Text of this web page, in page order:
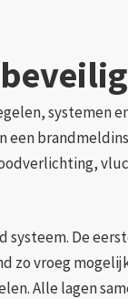
systemen
een
systeem. De
zo vroeg
Alle lagen